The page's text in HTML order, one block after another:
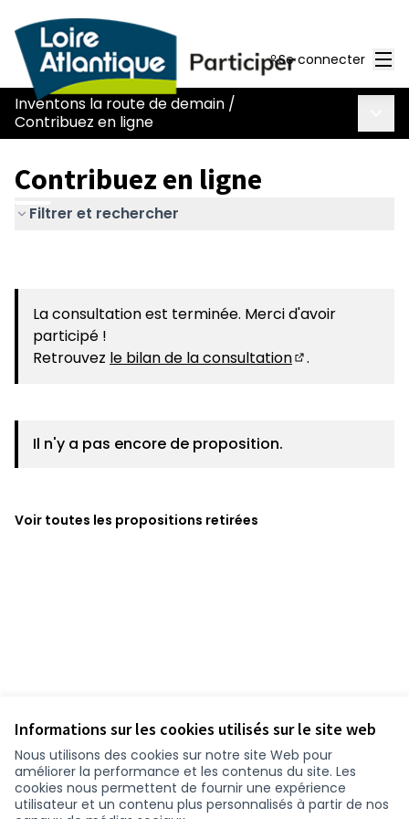
Informations sur les cookies utilisés sur le site web
Nous utilisons des cookies sur notre site Web pour
améliorer la performance et les contenus du site. Les
cookies nous permettent de fournir une expérience
utilisateur et un contenu plus personnalisés à partir de nos
Se connecter
Inventons la route de demain /
Contribuez en ligne
Contribuez en ligne
Filtrer et rechercher
La consultation est terminée. Merci d'avoir
participé !
Retrouvez le bilan de la consultation .
Il n'y a pas encore de proposition.
Voir toutes les propositions retirées